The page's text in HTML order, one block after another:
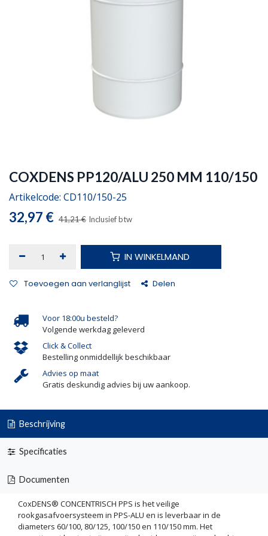
COXDENS PP120/ALU 250 MM 110/150
Artikelcode: CD110/150-25
32,97 € 41,21€ Inclusief btw
IN WINKELMAND
Toevoegen aan verlanglijst Delen
Voor 18:00u besteld?
Volgende werkdag geleverd
Click & Collect
Bestelling onmiddellijk beschikbaar
Advies op maat
Gratis deskundig advies bij uw aankoop.
Beschrijving
Specificaties
Documenten
CoxDENS® CONCENTRISCH PPS is het veilige
rookgasafvoersysteem in PPS-ALU en is leverbaar in de
diameters 60/100, 80/125, 100/150 en 110/150 mm. Het